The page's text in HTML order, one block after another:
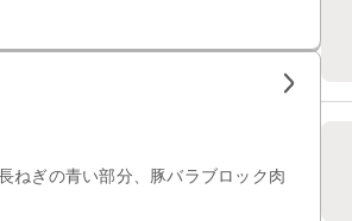
ねぎの青い部分、豚バラブロック肉